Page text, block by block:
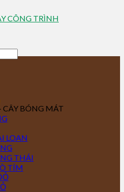
CÂY BÓNG MÁT
LOAN
THÁI
TÍM